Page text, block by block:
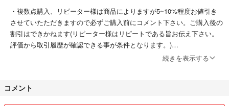
#靴/シューズ
#ドレス/ビジネス
・複数点購入、リピーター様は商品によりますが5~10%程度お値引き
させていたただきますので必ずご購入前にコメント下さい。ご購入後の
割引はできかねます(リピーター様はリピートである旨お伝え下さい。
評価から取引履歴が確認できる事が条件となります。)
・こちらに非がない場合、返品、クレーム受け付けません。丁寧に検品
続きを表示する
コメント